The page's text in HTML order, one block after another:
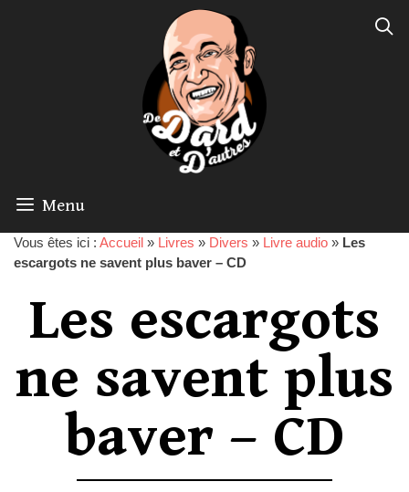
Menu
Vous êtes ici : Accueil » Livres » Divers » Livre audio » Les
escargots ne savent plus baver – CD
Les escargots
ne savent plus
baver – CD